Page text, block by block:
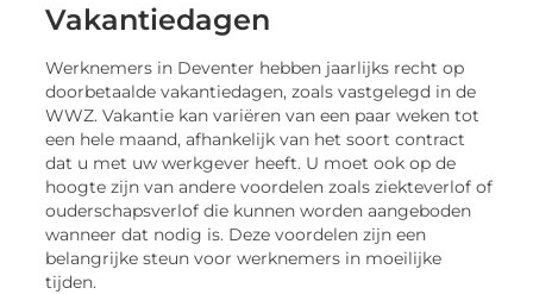
Vakantiedagen
Werknemers in Deventer hebben jaarlijks recht op
doorbetaalde vakantiedagen, zoals vastgelegd in de
WWZ. Vakantie kan variëren van een paar weken tot
een hele maand, afhankelijk van het soort contract
dat u met uw werkgever heeft. U moet ook op de
hoogte zijn van andere voordelen zoals ziekteverlof of
ouderschapsverlof die kunnen worden aangeboden
wanneer dat nodig is. Deze voordelen zijn een
belangrijke steun voor werknemers in moeilijke
tijden.